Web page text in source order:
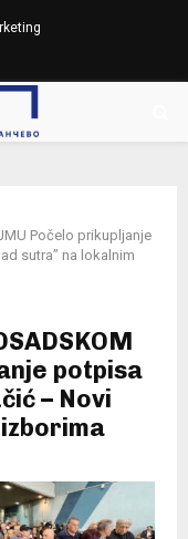
Počelo prikupljanje
sutra” na lokalnim
potpisa
– Novi